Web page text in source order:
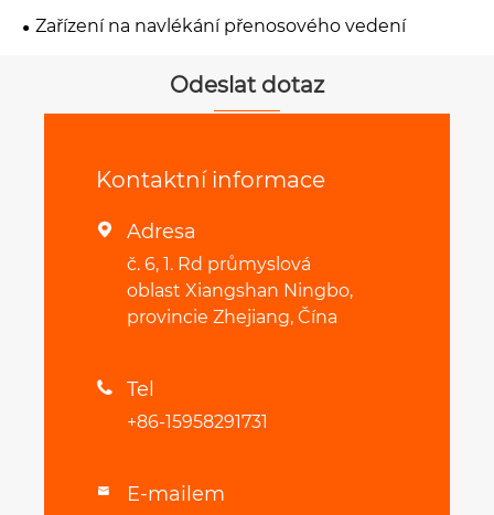
Zařízení na navlékání přenosového vedení
Odeslat dotaz
Kontaktní informace
 Adresa
č. 6, 1. Rd průmyslová
oblast Xiangshan Ningbo,
provincie Zhejiang, Čína
 Tel
+86-15958291731
 E-mailem